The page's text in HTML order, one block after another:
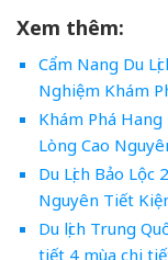
Xem thêm:
Cẩm Nang Du
Nghiệm Khám
Khám Phá Hang
Lòng Cao
Du Lịch Bảo Lộc
Nguyên Tiết
Du lịch Trung
tiết 4 mùa chi